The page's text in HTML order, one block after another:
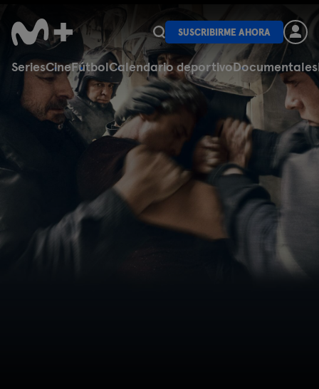
SeriesCineFútbolCalendario deportivoDocumentales
SUSCRIBIRME AHORA